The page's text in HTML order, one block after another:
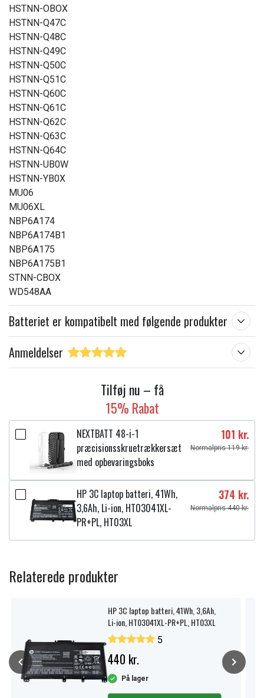
HSTNN-OBOX
HSTNN-Q47C
HSTNN-Q48C
HSTNN-Q49C
HSTNN-Q50C
HSTNN-Q51C
HSTNN-Q60C
HSTNN-Q61C
HSTNN-Q62C
HSTNN-Q63C
HSTNN-Q64C
HSTNN-UB0W
HSTNN-YB0X
MU06
MU06XL
NBP6A174
NBP6A174B1
NBP6A175
NBP6A175B1
STNN-CBOX
WD548AA
Batteriet er kompatibelt med følgende produkter
Anmeldelser
Tilføj nu – få
15% Rabat
NEXTBATT 48-i-1
præcisionsskruetrækkersæt
med opbevaringsboks
101 kr.
Normalpris 119 kr.
HP 3C laptop batteri, 41Wh,
3,6Ah, Li-ion, HT03041XL-
PR+PL, HT03XL
374 kr.
Normalpris 440 kr.
Relaterede produkter
HP 3C laptop batteri, 41Wh, 3,6Ah,
Li-ion, HT03041XL-PR+PL, HT03XL
5
440 kr.
På lager